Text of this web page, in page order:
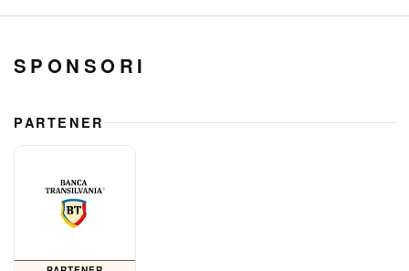
SPONSORI
PARTENER